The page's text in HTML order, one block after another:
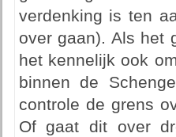
verdenking is ten
over gaan). Als het
het kennelijk ook
binnen de
controle de grens
Of gaat dit over